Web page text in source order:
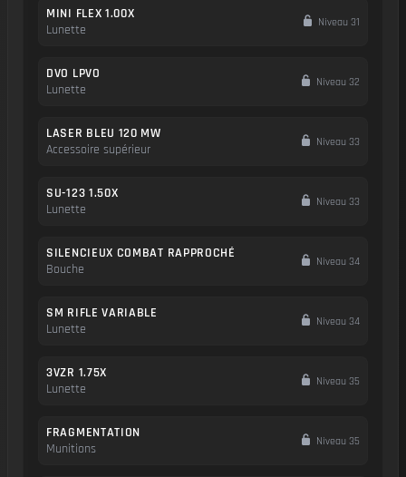
MINI FLEX 1.00X
Lunette
Niveau 31
DVO LPVO
Lunette
Niveau 32
LASER BLEU 120 MW
Accessoire supérieur
Niveau 33
SU-123 1.50X
Lunette
Niveau 33
SILENCIEUX COMBAT RAPPROCHÉ
Bouche
Niveau 34
SM RIFLE VARIABLE
Lunette
Niveau 34
3VZR 1.75X
Lunette
Niveau 35
FRAGMENTATION
Munitions
Niveau 35